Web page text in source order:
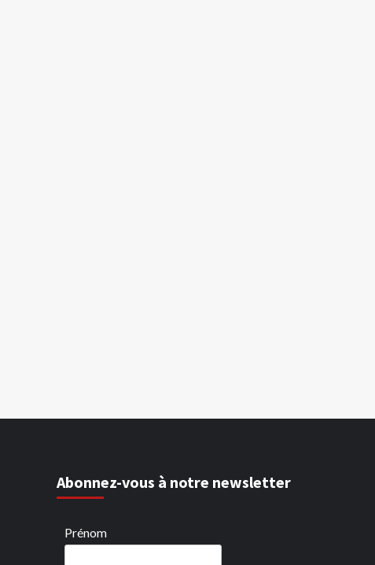
Abonnez-vous à notre newsletter
Prénom